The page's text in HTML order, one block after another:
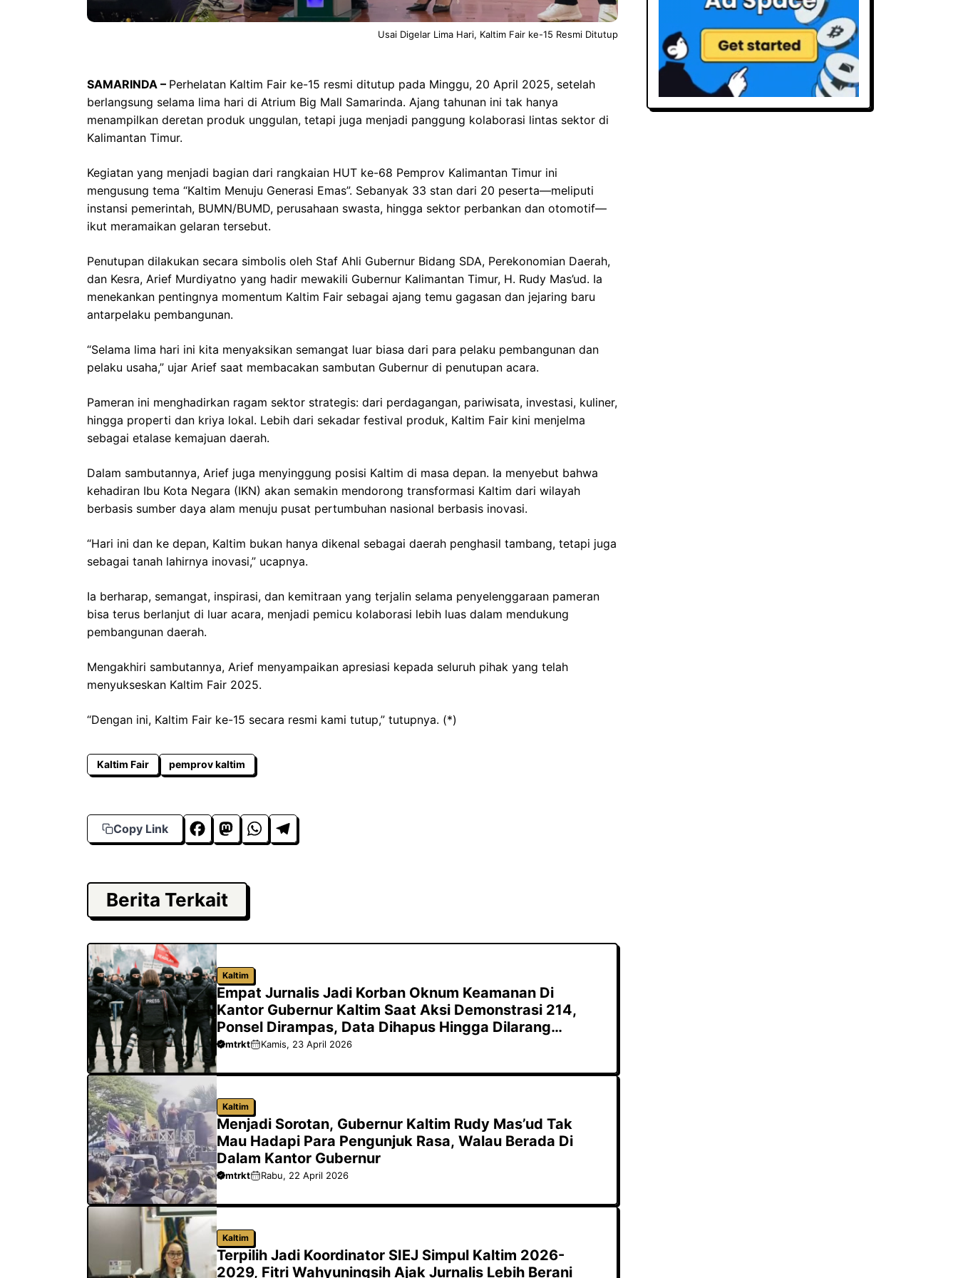
Usai Digelar Lima Hari, Kaltim Fair ke-15 Resmi Ditutup
SAMARINDA – Perhelatan Kaltim Fair ke-15 resmi ditutup pada Minggu, 20 April 2025, setelah
berlangsung selama lima hari di Atrium Big Mall Samarinda. Ajang tahunan ini tak hanya
menampilkan deretan produk unggulan, tetapi juga menjadi panggung kolaborasi lintas sektor di
Kalimantan Timur.
Kegiatan yang menjadi bagian dari rangkaian HUT ke-68 Pemprov Kalimantan Timur ini
mengusung tema “Kaltim Menuju Generasi Emas”. Sebanyak 33 stan dari 20 peserta—meliputi
instansi pemerintah, BUMN/BUMD, perusahaan swasta, hingga sektor perbankan dan otomotif—
ikut meramaikan gelaran tersebut.
Penutupan dilakukan secara simbolis oleh Staf Ahli Gubernur Bidang SDA, Perekonomian Daerah,
dan Kesra, Arief Murdiyatno yang hadir mewakili Gubernur Kalimantan Timur, H. Rudy Mas’ud. Ia
menekankan pentingnya momentum Kaltim Fair sebagai ajang temu gagasan dan jejaring baru
antarpelaku pembangunan.
“Selama lima hari ini kita menyaksikan semangat luar biasa dari para pelaku pembangunan dan
pelaku usaha,” ujar Arief saat membacakan sambutan Gubernur di penutupan acara.
Pameran ini menghadirkan ragam sektor strategis: dari perdagangan, pariwisata, investasi, kuliner,
hingga properti dan kriya lokal. Lebih dari sekadar festival produk, Kaltim Fair kini menjelma
sebagai etalase kemajuan daerah.
Dalam sambutannya, Arief juga menyinggung posisi Kaltim di masa depan. Ia menyebut bahwa
kehadiran Ibu Kota Negara (IKN) akan semakin mendorong transformasi Kaltim dari wilayah
berbasis sumber daya alam menuju pusat pertumbuhan nasional berbasis inovasi.
“Hari ini dan ke depan, Kaltim bukan hanya dikenal sebagai daerah penghasil tambang, tetapi juga
sebagai tanah lahirnya inovasi,” ucapnya.
Ia berharap, semangat, inspirasi, dan kemitraan yang terjalin selama penyelenggaraan pameran
bisa terus berlanjut di luar acara, menjadi pemicu kolaborasi lebih luas dalam mendukung
pembangunan daerah.
Mengakhiri sambutannya, Arief menyampaikan apresiasi kepada seluruh pihak yang telah
menyukseskan Kaltim Fair 2025.
“Dengan ini, Kaltim Fair ke-15 secara resmi kami tutup,” tutupnya. (*)
Kaltim Fair pemprov kaltim
Copy Link
F
a
c
e
b
o
o
k
M
a
s
t
o
d
o
n
W
h
a
s
A
p
p
T
el
a
Berita Terkait
Kaltim
Empat Jurnalis Jadi Korban Oknum Keamanan Di
Kantor Gubernur Kaltim Saat Aksi Demonstrasi 214,
Ponsel Dirampas, Data Dihapus Hingga Dilarang
Meliput
mtrkt Kamis, 23 April 2026
Kaltim
Menjadi Sorotan, Gubernur Kaltim Rudy Mas’ud Tak
Mau Hadapi Para Pengunjuk Rasa, Walau Berada Di
Dalam Kantor Gubernur
mtrkt Rabu, 22 April 2026
Kaltim
Terpilih Jadi Koordinator SIEJ Simpul Kaltim 2026-
2029, Fitri Wahyuningsih Ajak Jurnalis Lebih Berani